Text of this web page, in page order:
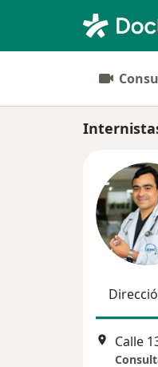
Calle